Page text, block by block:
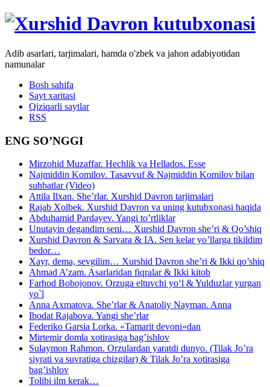
Adib asarlari, tarjimalari, hamda o'zbek va jahon adabiyotidan
namunalar
Bosh sahifa
Sayt xaritasi
Qiziqarli saytlar
RSS
ENG SO’NGGI
Mirzohid Muzaffar. Hechlik va Hellados. Esse
Najmiddin Komilov. Tasavvuf & Najmiddin Komilov bilan
suhbatlar (Video)
Attila Ilxan. She’rlar. Xurshid Davron tarjimalari
Rajab Xolbek. Xurshid Davron va uning kutubxonasi haqida
Abduhamid Pardayev. Yangi to’rtliklar
Unutayin degandim seni… Xurshid Davron she’ri & Qo’shiq
Xurshid Davron & Sarvara & IA. Sen kelar yo’llarga tikildim
bedor…
Xayr, dema, sevgilim… Xurshid Davron she’ri & Ikki qo’shiq
Ahmad A’zam. Asarlaridan fiqralar & Ikki kitob
Farhod Bobojonov. Orzuga eltuvchi yo‘l & Yulduzlar yurgan
yo`l
Anna Axmatova. She’rlar & Anatoliy Nayman. Anna
Ibodat Rajabova. Yangi she’rlar
Federiko Garsia Lorka. «Tamarit devoni»dan
Mirtemir domla xotirasiga bag’ishlov
Sulaymon Rahmon. Orzulardan yaratdi dunyo. (Tilak Jo’ra
siyrati va suvratiga chizgilar) & Tilak Jo’ra xotirasiga
bag’ishlov
Tolibi ilm kerak…